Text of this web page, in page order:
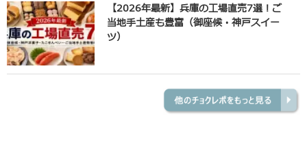
【2026年最新】兵庫の工場直売7選！ご
当地手土産も豊富（御座候・神戸スイー
ツ）